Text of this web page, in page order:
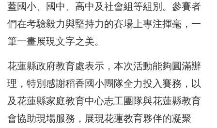
蓋國小、國中、高中及社會組等組別。參賽者
們在考驗毅力與堅持力的賽場上專注揮毫，一
筆一畫展現文字之美。
花蓮縣政府教育處表示，本次活動能夠圓滿辦
理，特別感謝稻香國小團隊全力投入賽務，以
及花蓮縣家庭教育中心志工團隊與花蓮縣教育
會協助現場服務，展現花蓮教育夥伴的凝聚